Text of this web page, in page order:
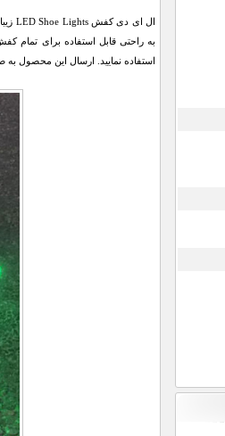
استفاده نمایید. ارسال این محصول